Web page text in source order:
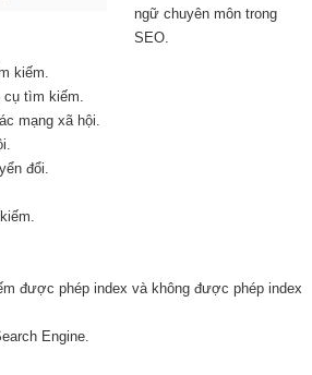
ngữ chuyên môn trong
SEO.
kiếm.
cụ tìm kiếm.
mạng xã hội.
đổi.
được phép index và không được phép index
Engine.